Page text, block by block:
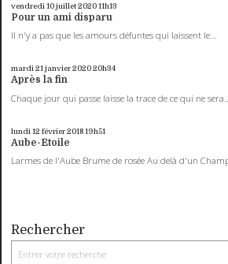
vendredi 10juillet 202011h13
Pour un ami disparu
Il n'y a pas que les amours défuntes qui laissent le...
mardi 21janvier 202020h34
Après la fin
Chaque jour qui passe laisse la trace de ce qui ne sera...
lundi 12 février 201819h51
Aube-Etoile
Larmes de l'Aube Brume de rosée Au delà d'un
Rechercher